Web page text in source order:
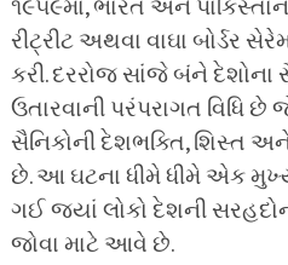
૧૯૫૯માં, ભારત અને
રીટ્રીટ અથવા વાઘા બોર્ડર
કરી. દરરોજ સાંજે બંને દેશોના
ઉતારવાની પરંપરાગત વિધિ
સૈનિકોની દેશભક્તિ, શિસ્ત
છે. આ ઘટના ધીમે ધીમે એક
ગઈ જ્યાં લોકો દેશની
જોવા માટે આવે છે.